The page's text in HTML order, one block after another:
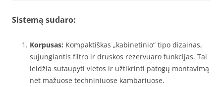
Sistemą sudaro:
Korpusas: Kompaktiškas „kabinetinio“ tipo dizainas,
sujungiantis filtro ir druskos rezervuaro funkcijas. Tai
leidžia sutaupyti vietos ir užtikrinti patogų montavimą
net mažuose techniniuose kambariuose.